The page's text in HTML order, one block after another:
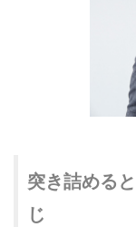
突き詰める
じ